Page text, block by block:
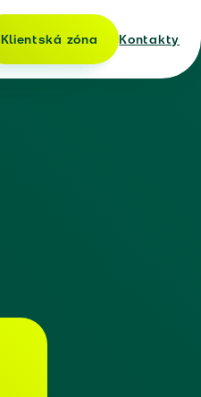
Klientská zóna Kontakty